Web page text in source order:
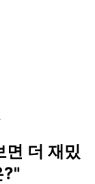
더 재밌
?"